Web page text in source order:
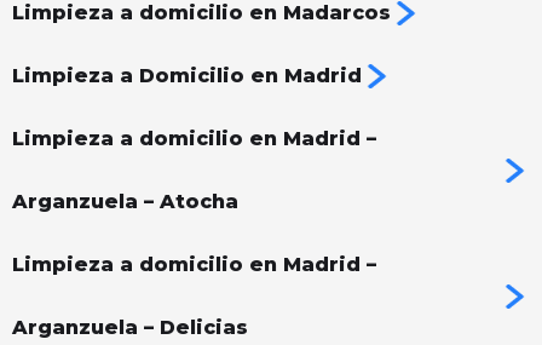
Limpieza a domicilio en Madarcos
Limpieza a Domicilio en Madrid
Limpieza a domicilio en Madrid –
Arganzuela – Atocha
Limpieza a domicilio en Madrid –
Arganzuela – Delicias